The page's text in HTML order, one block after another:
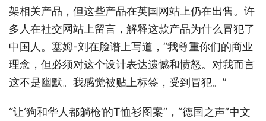
架相关产品，但这些产品在英国网站上仍在出售。许
多人在社交网站上留言，解释这款产品为什么冒犯了
中国人。塞姆-刘在脸谱上写道，“我尊重你们的商业
理念，但必须对这个设计表达遗憾和愤怒。对我而言
这不是幽默。我感觉被贴上标签，受到冒犯。”
“让‘狗和华人都躺枪’的T恤衫图案”，“德国之声”中文